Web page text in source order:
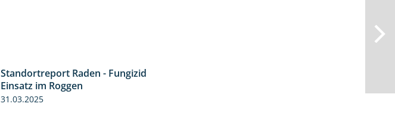
Standortreport Raden - Fungizid
Einsatz im Roggen
31.03.2025